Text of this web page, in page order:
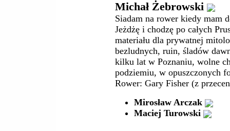
Michał Żebrowski
Siadam na rower kiedy mam
Jeżdżę i chodzę po całych
materiału dla prywatnej
bezludnych, ruin, śladów
kilku lat w Poznaniu, wolne
podziemiu, w opuszczonych
Rower: Gary Fisher (z
Mirosław Arczak
Maciej Turowski